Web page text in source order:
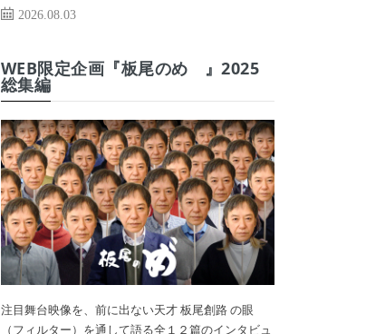
2026.08.03
WEB限定企画『板尾のめ゙』2025
総集編
注目舞台映像を、前に出ない天才 板尾創路 の眼
（フィルター）を通して語る全１２篇のインタビュ